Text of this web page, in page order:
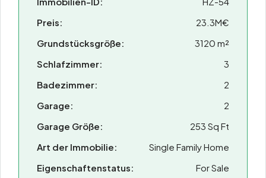
Preis:
23.3M€
Grundstücksgröße:
3120 m²
Schlafzimmer:
3
Badezimmer:
2
Garage:
2
Garage Größe:
253 Sq Ft
Art der Immobilie:
Single Family Home
Eigenschaftenstatus:
For Sale